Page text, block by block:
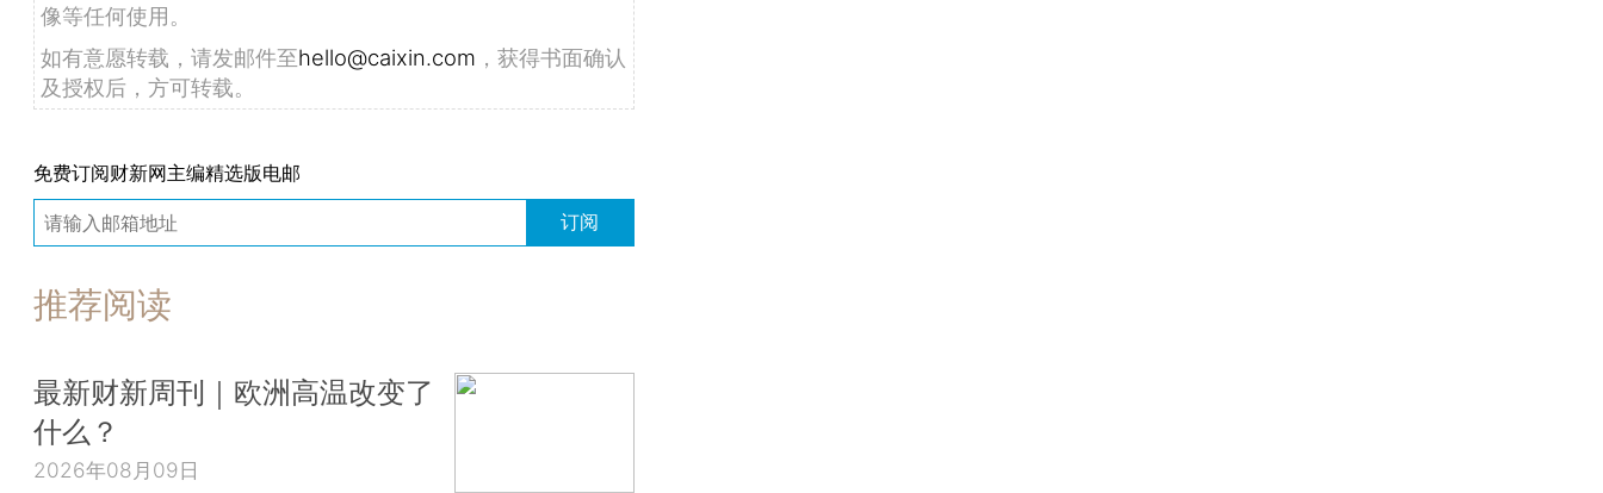
像等任何使用。
如有意愿转载，请发邮件至hello@caixin.com ，获得书面确认
及授权后，方可转载。
免费订阅财新网主编精选版电邮
订阅
推荐阅读
最新财新周刊｜欧洲高温改变了
什么？
2026年08月09日